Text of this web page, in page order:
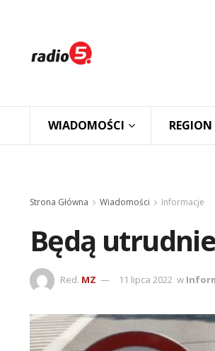
WIADOMOŚCI REGION
Strona Główna Wiadomości Informacje
Będą
Red. MZ 11 lipca 2022 w